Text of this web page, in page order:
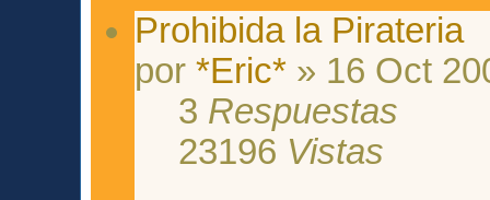
Prohibida la Pirateria
por*Eric* » 16 Oct
3 Respuestas
23196 Vistas